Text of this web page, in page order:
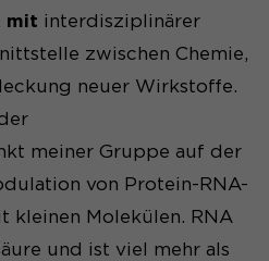
mit interdisziplinärer
zwischen Chemie,
neuer Wirkstoffe.
meiner Gruppe auf der
von Protein-RNA-
kleinen Molekülen. RNA
und ist viel mehr als